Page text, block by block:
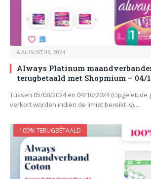
6 AUGUSTUS, 2024
Always Platinum
terugbetaald met Shopmium – 04/
Tussen 05/08/2024 en 04/10/2024 (Opgelet:
verkort worden indien de limiet bereikt is)…
100% TERUGBETAALD